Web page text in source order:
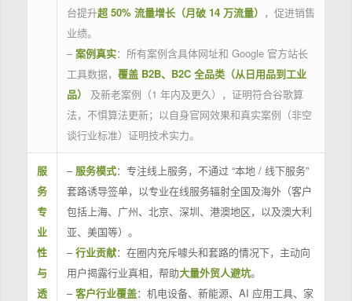
台提升超 50% 流量增长（月破 14 万流量） ，促进销售
业绩。
– 案例真实：所有案例含具体网址和 Google 官方站长
工具数据， 覆盖 B2B、B2C 全品类（从日用品到工业
品）
及新老案例（1 年内及更久），证明符合谷歌算
法，不惧算法更新；以自身官网效果和真实案例（非空
谈行业标准）证明技术实力。
服
务
专
业
性
与
透
– 服务模式：专注线上服务，不通过 “本地 / 线下服务”
套路诱导签单，以专业在线服务辐射全国及海外（客户
包括上海、广州、北京、深圳、港澳地区，以及澳大利
亚、美国等）。
–行业贡献：在圈内充斥噱头和套路的情况下，主动向
用户揭露行业真相，帮助大量外贸人避坑。
–客户行业覆盖：机电设备、新能源、AI 应用工具、家